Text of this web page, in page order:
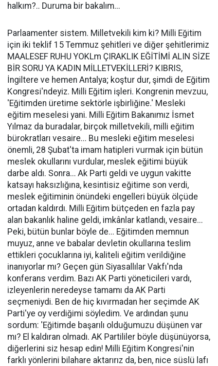
halkım?.. Duruma bir bakalım...
Parlaamenter sistem. Milletvekili kim ki? Milli Eğitim
için iki teklif 15 Temmuz şehitleri ve diğer şehitlerimiz
MAALESEF RUHU YOKLm ÇIRAKLIK EĞİTİMİ ALIN SİZE
BİR SORU YA KADIN MİLLETVEKİLLERİ? KIBRIS,
İngiltere ve hemen Antalya; koştur dur, şimdi de Eğitim
Kongresi'ndeyiz. Milli Eğitim işleri. Kongrenin mevzuu,
'Eğitimden üretime sektörle işbirliğine.' Mesleki
eğitim meselesi yani. Milli Eğitim Bakanımız İsmet
Yılmaz da buradalar, birçok milletvekili, milli eğitim
bürokratları vesaire... Bu mesleki eğitim meselesi
önemli, 28 Şubat'ta imam hatipleri vurmak için bütün
meslek okullarını vurdular, meslek eğitimi büyük
darbe aldı. Sonra... Ak Parti geldi ve uygun vakitte
katsayı haksızlığına, kesintisiz eğitime son verdi,
meslek eğitiminin önündeki engelleri büyük ölçüde
ortadan kaldırdı. Milli Eğitim bütçeden en fazla pay
alan bakanlık haline geldi, imkânlar katlandı, vesaire...
Peki, bütün bunlar böyle de... Eğitimden memnun
muyuz, anne ve babalar devletin okullarına teslim
ettikleri çocuklarına iyi, kaliteli eğitim verildiğine
inanıyorlar mı? Geçen gün Siyasallılar Vakfı'nda
konferans verdim. Bazı AK Parti yöneticileri vardı,
izleyenlerin neredeyse tamamı da AK Parti
seçmeniydi. Ben de hiç kıvırmadan her seçimde AK
Parti'ye oy verdiğimi söyledim. Ve ardından şunu
sordum: 'Eğitimde başarılı olduğumuzu düşünen var
mı? El kaldıran olmadı. AK Partililer böyle düşünüyorsa,
diğerlerini siz hesap edin! Milli Eğitim Kongresi'nin
farklı yönlerini bilahare aktarırız da, ben, nice süslü lafı